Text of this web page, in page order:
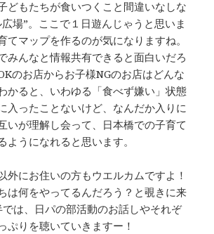
どもたちが食いつくこと間違いなしな
場”。ここで１日遊んじゃうと思いま
てマップを作るのが気になりますね。
みんなと情報共有できると面白いだろ
のお店からお子様NGのお店はどんな
かると、いわゆる「食べず嫌い」状態
入ったことないけど、なんだか入りに
いが理解し会って、日本橋での子育て
ようになれると思います。
外にお住いの方もウエルカムですよ！
は何をやってるんだろう？と覗きに来
は、日パの部活動のお話しやそれぞ
ぷりを聴いていきますー！